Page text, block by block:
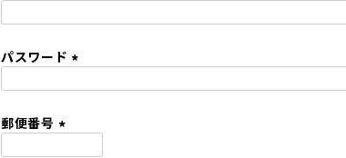
パスワード
郵便番号